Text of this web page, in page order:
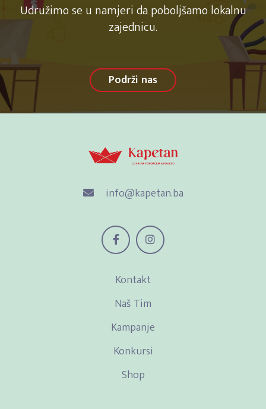
Udružimo se u namjeri da poboljšamo lokalnu
zajednicu.
Podrži nas
info@kapetan.ba
Kontakt
Naš Tim
Kampanje
Konkursi
Shop